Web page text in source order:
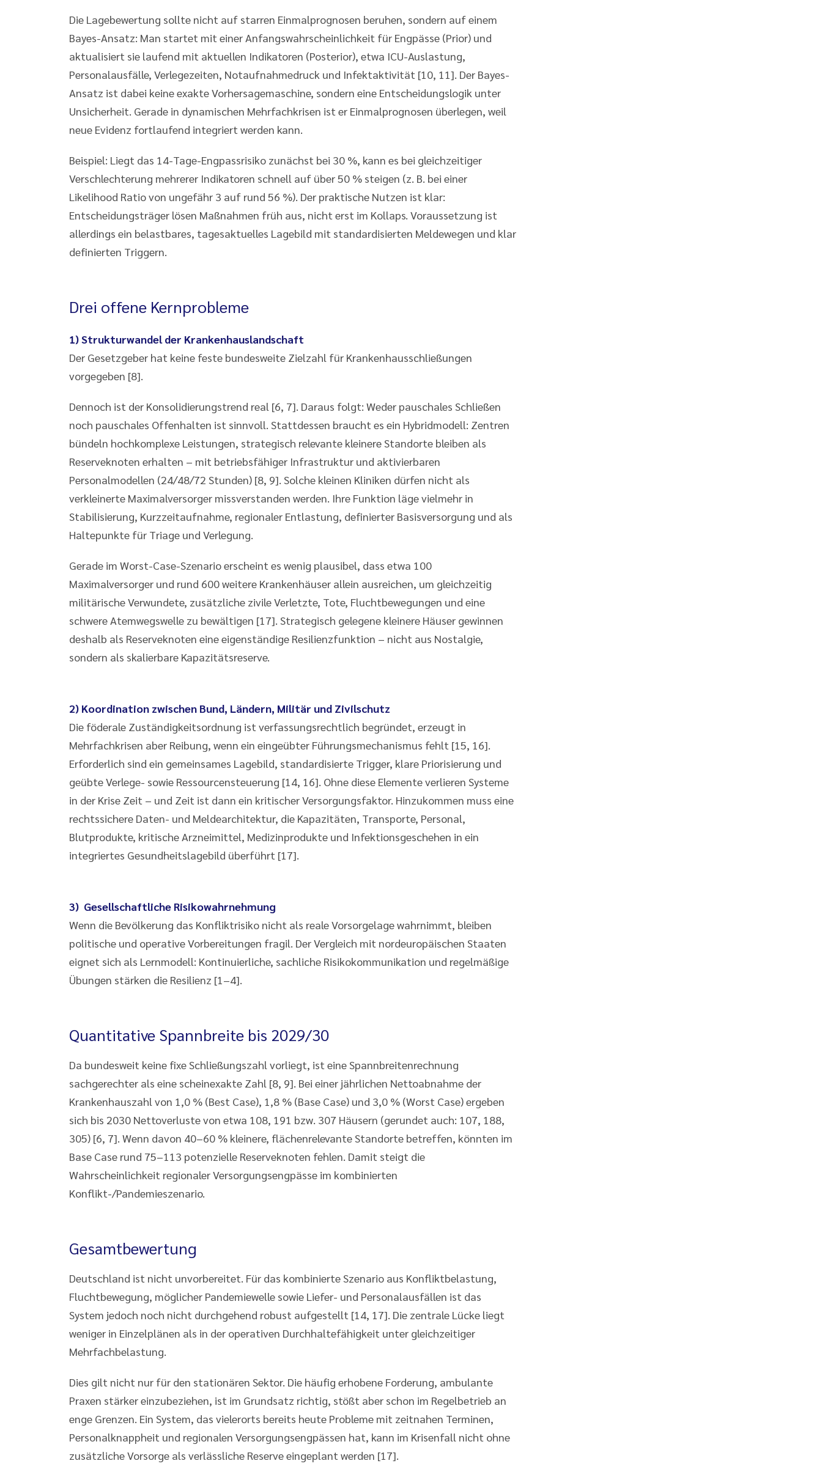
Die Lagebewertung sollte nicht auf starren Einmalprognosen beruhen, sondern auf einem
Bayes-Ansatz: Man startet mit einer Anfangswahrscheinlichkeit für Engpässe (Prior) und
aktualisiert sie laufend mit aktuellen Indikatoren (Posterior), etwa ICU-Auslastung,
Personalausfälle, Verlegezeiten, Notaufnahmedruck und Infektaktivität [10, 11]. Der Bayes-
Ansatz ist dabei keine exakte Vorhersagemaschine, sondern eine Entscheidungslogik unter
Unsicherheit. Gerade in dynamischen Mehrfachkrisen ist er Einmalprognosen überlegen, weil
neue Evidenz fortlaufend integriert werden kann.
Beispiel: Liegt das 14-Tage-Engpassrisiko zunächst bei 30 %, kann es bei gleichzeitiger
Verschlechterung mehrerer Indikatoren schnell auf über 50 % steigen (z. B. bei einer
Likelihood Ratio von ungefähr 3 auf rund 56 %). Der praktische Nutzen ist klar:
Entscheidungsträger lösen Maßnahmen früh aus, nicht erst im Kollaps. Voraussetzung ist
allerdings ein belastbares, tagesaktuelles Lagebild mit standardisierten Meldewegen und klar
definierten Triggern.
Drei offene Kernprobleme
1) Strukturwandel der Krankenhauslandschaft
Der Gesetzgeber hat keine feste bundesweite Zielzahl für Krankenhausschließungen
vorgegeben [8].
Dennoch ist der Konsolidierungstrend real [6, 7]. Daraus folgt: Weder pauschales Schließen
noch pauschales Offenhalten ist sinnvoll. Stattdessen braucht es ein Hybridmodell: Zentren
bündeln hochkomplexe Leistungen, strategisch relevante kleinere Standorte bleiben als
Reserveknoten erhalten – mit betriebsfähiger Infrastruktur und aktivierbaren
Personalmodellen (24/48/72 Stunden) [8, 9]. Solche kleinen Kliniken dürfen nicht als
verkleinerte Maximalversorger missverstanden werden. Ihre Funktion läge vielmehr in
Stabilisierung, Kurzzeitaufnahme, regionaler Entlastung, definierter Basisversorgung und als
Haltepunkte für Triage und Verlegung.
Gerade im Worst-Case-Szenario erscheint es wenig plausibel, dass etwa 100
Maximalversorger und rund 600 weitere Krankenhäuser allein ausreichen, um gleichzeitig
militärische Verwundete, zusätzliche zivile Verletzte, Tote, Fluchtbewegungen und eine
schwere Atemwegswelle zu bewältigen [17]. Strategisch gelegene kleinere Häuser gewinnen
deshalb als Reserveknoten eine eigenständige Resilienzfunktion – nicht aus Nostalgie,
sondern als skalierbare Kapazitätsreserve.
2) Koordination zwischen Bund, Ländern, Militär und Zivilschutz
Die föderale Zuständigkeitsordnung ist verfassungsrechtlich begründet, erzeugt in
Mehrfachkrisen aber Reibung, wenn ein eingeübter Führungsmechanismus fehlt [15, 16].
Erforderlich sind ein gemeinsames Lagebild, standardisierte Trigger, klare Priorisierung und
geübte Verlege- sowie Ressourcensteuerung [14, 16]. Ohne diese Elemente verlieren Systeme
in der Krise Zeit – und Zeit ist dann ein kritischer Versorgungsfaktor. Hinzukommen muss eine
rechtssichere Daten- und Meldearchitektur, die Kapazitäten, Transporte, Personal,
Blutprodukte, kritische Arzneimittel, Medizinprodukte und Infektionsgeschehen in ein
integriertes Gesundheitslagebild überführt [17].
3) Gesellschaftliche Risikowahrnehmung
Wenn die Bevölkerung das Konfliktrisiko nicht als reale Vorsorgelage wahrnimmt, bleiben
politische und operative Vorbereitungen fragil. Der Vergleich mit nordeuropäischen Staaten
eignet sich als Lernmodell: Kontinuierliche, sachliche Risikokommunikation und regelmäßige
Übungen stärken die Resilienz [1–4].
Quantitative Spannbreite bis 2029/30
Da bundesweit keine fixe Schließungszahl vorliegt, ist eine Spannbreitenrechnung
sachgerechter als eine scheinexakte Zahl [8, 9]. Bei einer jährlichen Nettoabnahme der
Krankenhauszahl von 1,0 % (Best Case), 1,8 % (Base Case) und 3,0 % (Worst Case) ergeben
sich bis 2030 Nettoverluste von etwa 108, 191 bzw. 307 Häusern (gerundet auch: 107, 188,
305) [6, 7]. Wenn davon 40–60 % kleinere, flächenrelevante Standorte betreffen, könnten im
Base Case rund 75–113 potenzielle Reserveknoten fehlen. Damit steigt die
Wahrscheinlichkeit regionaler Versorgungsengpässe im kombinierten
Konflikt-/Pandemieszenario.
Gesamtbewertung
Deutschland ist nicht unvorbereitet. Für das kombinierte Szenario aus Konfliktbelastung,
Fluchtbewegung, möglicher Pandemiewelle sowie Liefer- und Personalausfällen ist das
System jedoch noch nicht durchgehend robust aufgestellt [14, 17]. Die zentrale Lücke liegt
weniger in Einzelplänen als in der operativen Durchhaltefähigkeit unter gleichzeitiger
Mehrfachbelastung.
Dies gilt nicht nur für den stationären Sektor. Die häufig erhobene Forderung, ambulante
Praxen stärker einzubeziehen, ist im Grundsatz richtig, stößt aber schon im Regelbetrieb an
enge Grenzen. Ein System, das vielerorts bereits heute Probleme mit zeitnahen Terminen,
Personalknappheit und regionalen Versorgungsengpässen hat, kann im Krisenfall nicht ohne
zusätzliche Vorsorge als verlässliche Reserve eingeplant werden [17].